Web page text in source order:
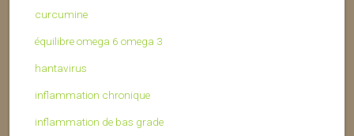
curcumine
équilibre omega 6 omega 3
hantavirus
inflammation chronique
inflammation de bas grade